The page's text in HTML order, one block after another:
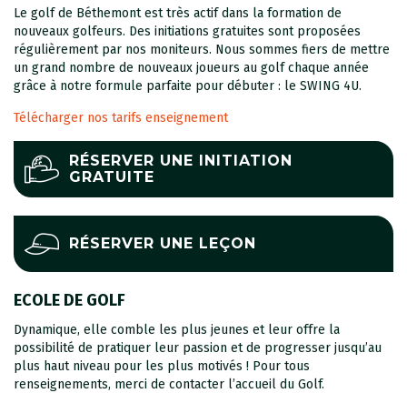
Le golf de Béthemont est très actif dans la formation de
nouveaux golfeurs. Des initiations gratuites sont proposées
régulièrement par nos moniteurs. Nous sommes fiers de mettre
un grand nombre de nouveaux joueurs au golf chaque année
grâce à notre formule parfaite pour débuter : le SWING 4U.
Télécharger nos tarifs enseignement
RÉSERVER UNE INITIATION
GRATUITE
RÉSERVER UNE LEÇON
ECOLE DE GOLF
Dynamique, elle comble les plus jeunes et leur offre la
possibilité de pratiquer leur passion et de progresser jusqu’au
plus haut niveau pour les plus motivés ! Pour tous
renseignements, merci de contacter l’accueil du Golf.